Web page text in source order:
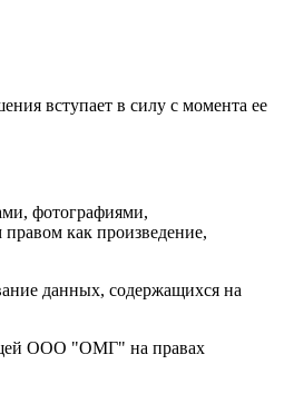
вступает в силу с момента ее
фотографиями,
как произведение,
данных, содержащихся на
ООО "ОМГ" на правах